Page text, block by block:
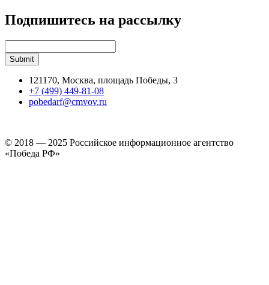
Подпишитесь на рассылку
121170, Москва, площадь Победы, 3
+7 (499) 449-81-08
pobedarf@cmvov.ru
© 2018 — 2025 Российское информационное агентство
«Победа РФ»